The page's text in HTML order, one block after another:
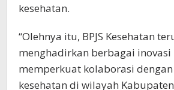
kesehatan.
“Olehnya itu, BPJS Kesehatan
menghadirkan berbagai inovasi
memperkuat kolaborasi
kesehatan di wilayah